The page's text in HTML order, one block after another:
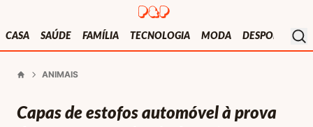
Presentes e Prendas
CASA SAÚDE FAMÍLIA TECNOLOGIA MODA DESPORTO
ANIMAIS
Capas de estofos automóvel à prova